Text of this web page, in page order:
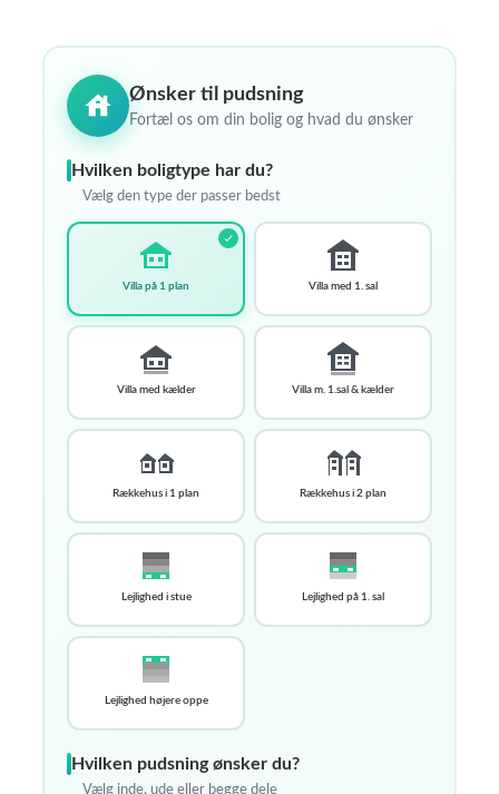
Ønsker til pudsning
Fortæl os om din bolig og hvad du ønsker
Hvilken boligtype har du?
Vælg den type der passer bedst
Villa på 1 plan Villa med 1. sal
Villa med kælder Villa m. 1.sal & kælder
Rækkehus i 1 plan Rækkehus i 2 plan
Lejlighed i stue Lejlighed på 1. sal
Lejlighed højere oppe
Hvilken pudsning ønsker du?
Vælg inde, ude eller begge dele